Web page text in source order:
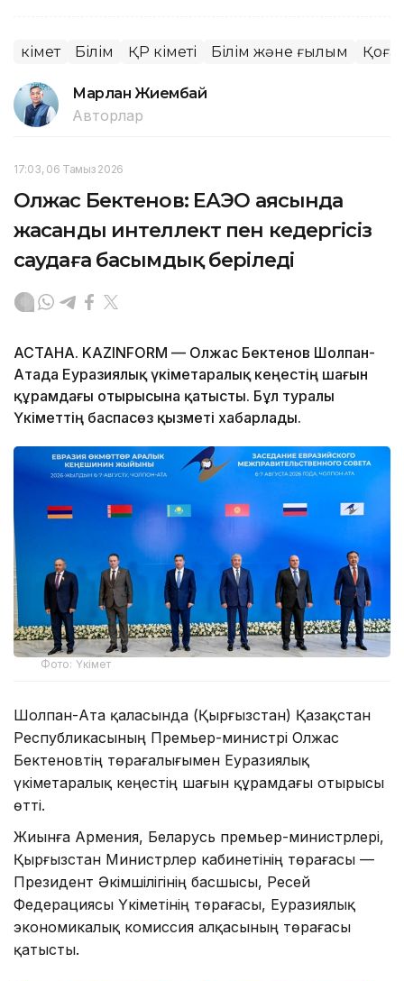
Үкімет Білім ҚР Үкіметі Білім және ғылым
Марлан Жиембай
Авторлар
17:03, 06 Тамыз 2026
Олжас Бектенов: ЕАЭО аясында
жасанды интеллект пен кедергісіз
саудаға басымдық беріледі
АСТАНА. KAZINFORM — Олжас Бектенов Шолпан-
Атада Еуразиялық үкіметаралық кеңестің шағын
құрамдағы отырысына қатысты. Бұл туралы
Үкіметтің баспасөз қызметі хабарлады.
Фото: Үкімет
Шолпан-Ата қаласында (Қырғызстан) Қазақстан
Республикасының Премьер-министрі Олжас
Бектеновтің төрағалығымен Еуразиялық
үкіметаралық кеңестің шағын құрамдағы отырысы
өтті.
Жиынға Армения, Беларусь премьер-министрлері,
Қырғызстан Министрлер кабинетінің төрағасы —
Президент Әкімшілігінің басшысы, Ресей
Федерациясы Үкіметінің төрағасы, Еуразиялық
экономикалық комиссия алқасының төрағасы
қатысты.